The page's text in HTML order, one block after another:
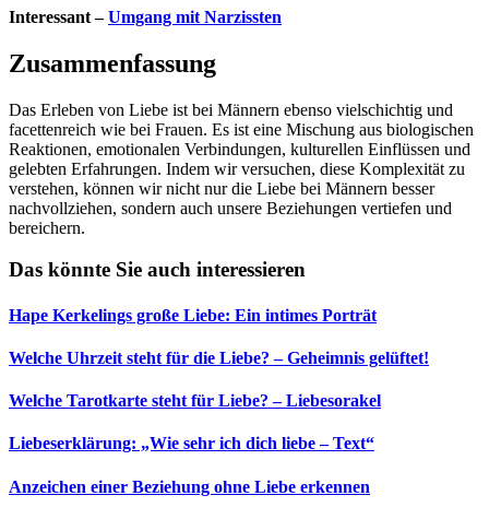
Interessant –Umgang mit Narzissten
Zusammenfassung
Das Erleben von Liebe ist bei Männern ebenso vielschichtig und
facettenreich wie bei Frauen. Es ist eine Mischung aus biologischen
Reaktionen, emotionalen Verbindungen, kulturellen Einflüssen und
gelebten Erfahrungen. Indem wir versuchen, diese Komplexität zu
verstehen, können wir nicht nur die Liebe bei Männern besser
nachvollziehen, sondern auch unsere Beziehungen vertiefen und
bereichern.
Das könnte Sie auch interessieren
Hape Kerkelings große Liebe: Ein intimes Porträt
Welche Uhrzeit steht für die Liebe? – Geheimnis gelüftet!
Welche Tarotkarte steht für Liebe? – Liebesorakel
Liebeserklärung: „Wie sehr ich dich liebe – Text“
Anzeichen einer Beziehung ohne Liebe erkennen